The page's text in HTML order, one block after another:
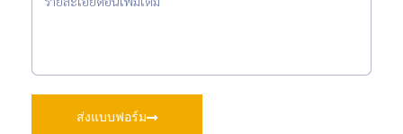
ส่งแบบฟอร์ม